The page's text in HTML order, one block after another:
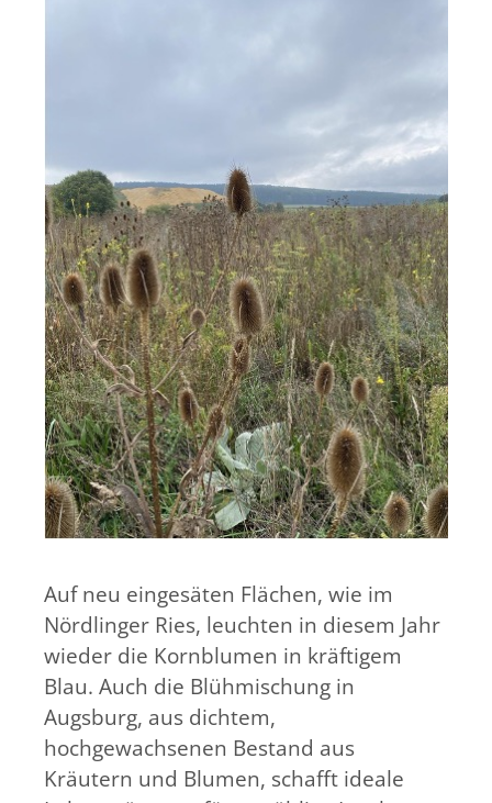
Auf neu eingesäten Flächen, wie im
Nördlinger Ries, leuchten in diesem Jahr
wieder die Kornblumen in kräftigem
Blau. Auch die Blühmischung in
Augsburg, aus dichtem,
hochgewachsenen Bestand aus
Kräutern und Blumen, schafft ideale